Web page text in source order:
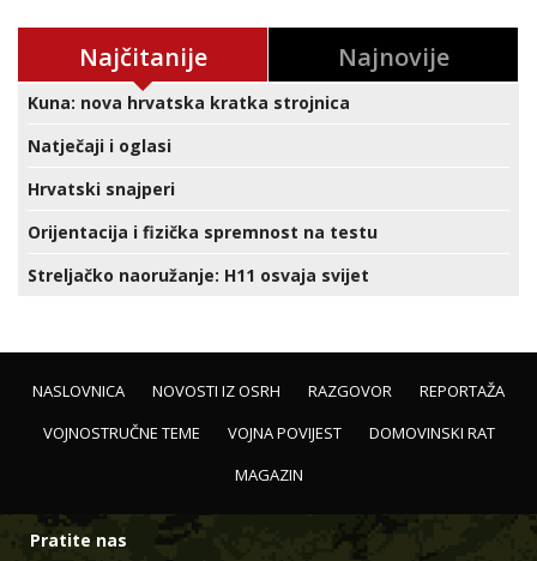
Najčitanije Najnovije
Kuna: nova hrvatska kratka strojnica
Natječaji i oglasi
Hrvatski snajperi
Orijentacija i fizička spremnost na testu
Streljačko naoružanje: H11 osvaja svijet
NASLOVNICA NOVOSTI IZ OSRH RAZGOVOR
REPORTAŽA
VOJNOSTRUČNE TEME
VOJNA POVIJEST
DOMOVINSKI RAT
MAGAZIN
Pratite nas